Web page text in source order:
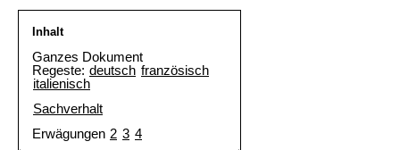
Inhalt
Ganzes Dokument
Regeste: deutsch französisch
italienisch
Sachverhalt
Erwägungen 2 3 4